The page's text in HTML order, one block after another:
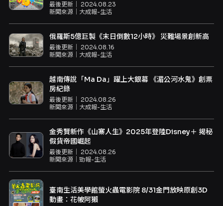
最後更新｜ 2024.08.23
新聞來源｜ 大成報-生活
俄羅斯5億巨製《末日倒數12小時》 災難場景創新高
最後更新｜ 2024.08.16
新聞來源｜ 大成報-生活
越南傳說「Ma Da」躍上大銀幕 《湄公河水鬼》創票
房紀錄
最後更新｜ 2024.08.26
新聞來源｜ 大成報-生活
金秀賢新作《山寨人生》2025年登陸Disney＋ 揭秘
假貨帝國崛起
最後更新｜ 2024.08.26
新聞來源｜ 勁報-生活
臺南生活美學館螢火蟲電影院 8/31金門放映原創3D
動畫：花帔阿獺